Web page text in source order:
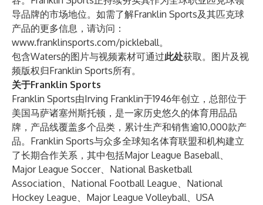
导品牌的市场地位。如需了解Franklin Sports及其匹克球
产品的更多信息，请访问：
www.franklinsports.com/pickleball。
包含Waters的图片与视频素材可通过此处获取。图片及视
频版权归Franklin Sports所有。
关于Franklin Sports
Franklin Sports由Irving Franklin于1946年创立，总部位于
美国马萨诸塞州斯托顿，是一家历史悠久的体育用品品
牌，产品线覆盖多个品类，累计生产和销售逾10,000款产
品。Franklin Sports与众多全球知名体育联盟和机构建立
了长期合作关系，其中包括Major League Baseball、
Major League Soccer、National Basketball
Association、National Football League、National
Hockey League、Major League Volleyball、USA